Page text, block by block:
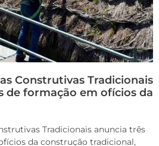
Construtivas Tradicionais
de formação em ofícios da
Tradicionais anuncia três
da construção tradicional,